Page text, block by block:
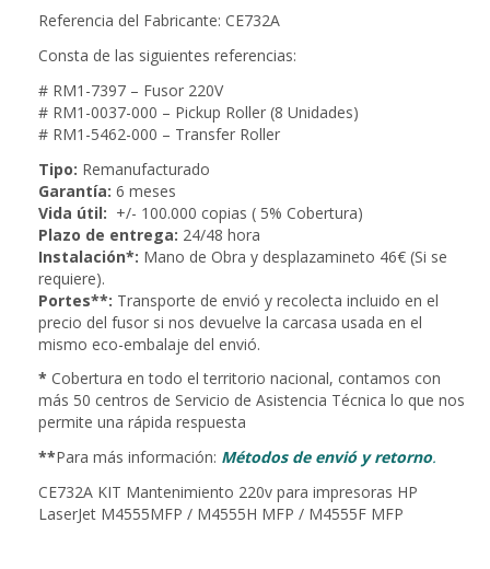
Referencia del Fabricante: CE732A
Consta de las siguientes referencias:
# RM1-7397 – Fusor 220V
# RM1-0037-000 – Pickup Roller (8 Unidades)
# RM1-5462-000 – Transfer Roller
Tipo: Remanufacturado
Garantía: 6 meses
Vida útil: +/- 100.000 copias ( 5% Cobertura)
Plazo de entrega: 24/48 hora
Instalación*: Mano de Obra y desplazamineto 46€ (Si se
requiere).
Portes**: Transporte de envió y recolecta incluido en el
precio del fusor si nos devuelve la carcasa usada en el
mismo eco-embalaje del envió.
* Cobertura en todo el territorio nacional, contamos con
más 50 centros de Servicio de Asistencia Técnica lo que nos
permite una rápida respuesta
**Para más información: Métodos de envió y retorno.
CE732A KIT Mantenimiento 220v para impresoras HP
LaserJet M4555MFP / M4555H MFP / M4555F MFP